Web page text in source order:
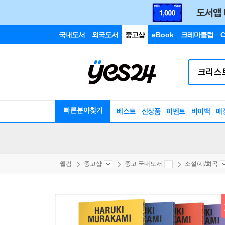
국내도서 외국도서 중고샵 eBook 크레마클럽
빠른분야찾기 베스트 신상품 이벤트 바이백 매
웰컴 중고샵 중고 국내도서 소설/시/희곡